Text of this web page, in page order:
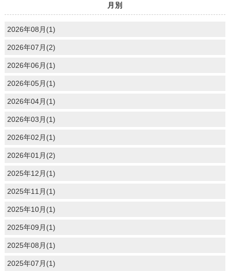
月別
2026年08月(1)
2026年07月(2)
2026年06月(1)
2026年05月(1)
2026年04月(1)
2026年03月(1)
2026年02月(1)
2026年01月(2)
2025年12月(1)
2025年11月(1)
2025年10月(1)
2025年09月(1)
2025年08月(1)
2025年07月(1)